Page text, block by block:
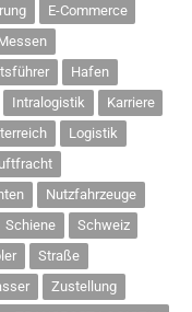
E-Commerce
Hafen
Intralogistik
Karriere
Logistik
Nutzfahrzeuge
Schiene
Schweiz
Straße
Zustellung